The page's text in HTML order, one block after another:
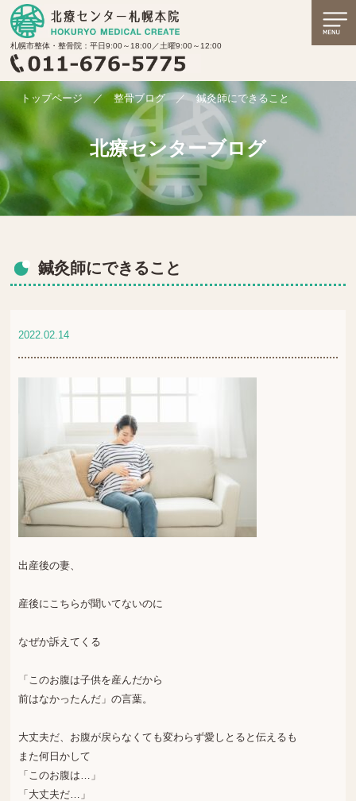
札幌市整体・整骨院：平日9:00～18:00／土曜9:00～12:00
トップページ ／ 整骨ブログ ／ 鍼灸師にできること
北療センターブログ
鍼灸師にできること
2022.02.14
出産後の妻、
産後にこちらが聞いてないのに
なぜか訴えてくる
「このお腹は子供を産んだから
前はなかったんだ」の言葉。
大丈夫だ、お腹が戻らなくても変わらず愛しとると伝えるも
また何日かして
「このお腹は…」
「大丈夫だ…」